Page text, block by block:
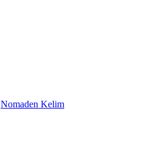
Nomaden Kelim